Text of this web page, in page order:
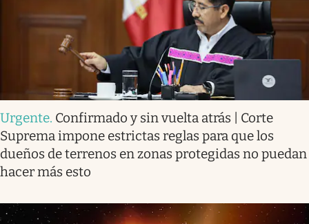
Urgente. Confirmado y sin vuelta atrás | Corte
Suprema impone estrictas reglas para que los
dueños de terrenos en zonas protegidas no puedan
hacer más esto